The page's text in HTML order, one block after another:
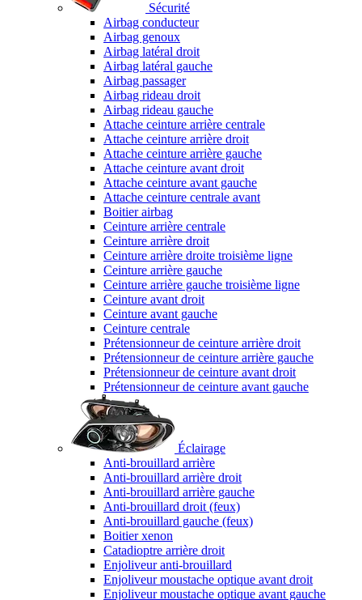
Sécurité
Airbag conducteur
Airbag genoux
Airbag latéral droit
Airbag latéral gauche
Airbag passager
Airbag rideau droit
Airbag rideau gauche
Attache ceinture arrière centrale
Attache ceinture arrière droit
Attache ceinture arrière gauche
Attache ceinture avant droit
Attache ceinture avant gauche
Attache ceinture centrale avant
Boitier airbag
Ceinture arrière centrale
Ceinture arrière droit
Ceinture arrière droite troisième ligne
Ceinture arrière gauche
Ceinture arrière gauche troisième ligne
Ceinture avant droit
Ceinture avant gauche
Ceinture centrale
Prétensionneur de ceinture arrière droit
Prétensionneur de ceinture arrière gauche
Prétensionneur de ceinture avant droit
Prétensionneur de ceinture avant gauche
Éclairage
Anti-brouillard arrière
Anti-brouillard arrière droit
Anti-brouillard arrière gauche
Anti-brouillard droit (feux)
Anti-brouillard gauche (feux)
Boitier xenon
Catadioptre arrière droit
Enjoliveur anti-brouillard
Enjoliveur moustache optique avant droit
Enjoliveur moustache optique avant gauche